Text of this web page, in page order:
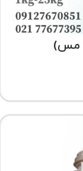
مس)